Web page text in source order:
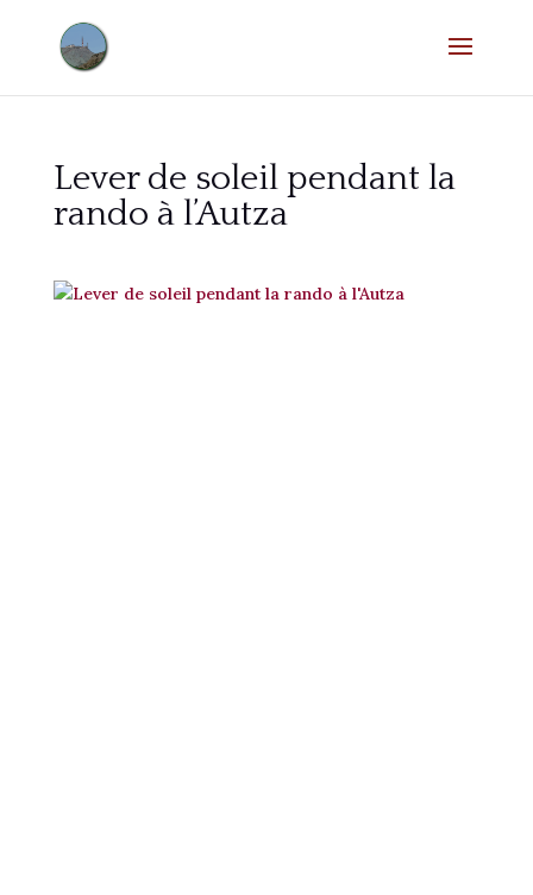
Lever de soleil pendant la
rando à l’Autza